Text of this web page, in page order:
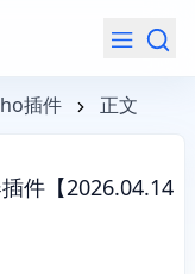
插件 正文
件【2026.04.14